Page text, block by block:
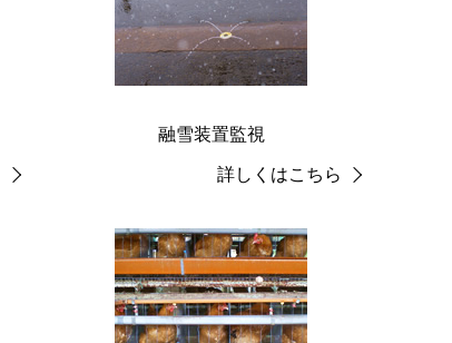
融雪装置監視
詳しくはこちら